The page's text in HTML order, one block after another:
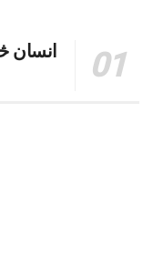
انسان